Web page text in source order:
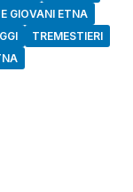
GIOVANI ETNA
TREMESTIERI